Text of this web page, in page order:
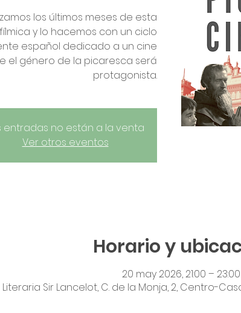
los últimos meses de esta
y lo hacemos con un ciclo
español dedicado a un cine
el género de la picaresca será
protagonista.
entradas no están a la venta
Ver otros eventos
Horario y
20 may 2026, 21:00 – 23:00
Sir Lancelot, C. de la Monja, 2, Centro-